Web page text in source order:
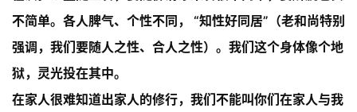
点
僧
音
僧
不简单。各人脾气、个性不同， “知性好同居”（老和尚特别
强调，我们要随人之性、合人之性）。我们这个身体像个地
狱，灵光投在其中。
在家人很难知道出家人的修行，我们不能叫你们在家人与我